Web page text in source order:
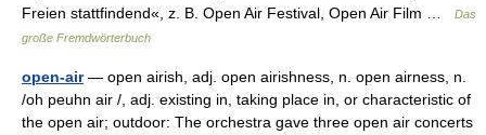
Freien stattfindend«, z. B. Open Air Festival, Open Air Film …
Das
große Fremdwörterbuch
open-air— open airish, adj. open airishness, n. open airness, n.
/oh peuhn air /, adj. existing in, taking place in, or characteristic of
the open air; outdoor: The orchestra gave three open air concerts